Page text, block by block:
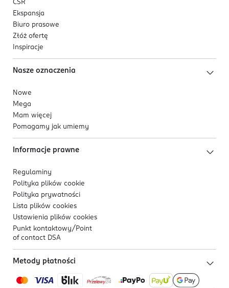
CSR
Ekspansja
Biuro prasowe
Złóż ofertę
Inspiracje
Nasze oznaczenia
Nowe
Mega
Mam więcej
Pomagamy jak umiemy
Informacje prawne
Regulaminy
Polityka plików cookie
Polityka prywatności
Lista plików cookies
Ustawienia plików cookies
Punkt kontaktowy/ Point
of contact DSA
Metody płatności